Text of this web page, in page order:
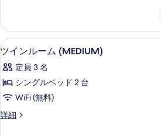
写
真
を
表
示
す
る
ド
台
リ
バ
ー
ビ
ン
グ
ベ
ド
リ
バ
ー
ツ
イ
ン
ル
ム
7
ツインルーム (MEDIUM)
定員 3 名
シングルベッド 2 台
WiFi (無料)
詳細
ツ